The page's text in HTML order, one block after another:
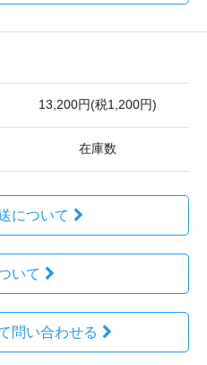
13,200円(税1,200円)
在庫数
について
いて
問い合わせる